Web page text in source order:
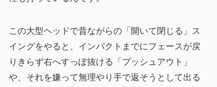
この大型ヘッドで昔ながらの「開いて閉じる」ス
イングをやると、インパクトまでにフェースが戻
りきらず右へすっぽ抜ける「プッシュアウト」
や、それを嫌って無理やり手で返そうとして出る